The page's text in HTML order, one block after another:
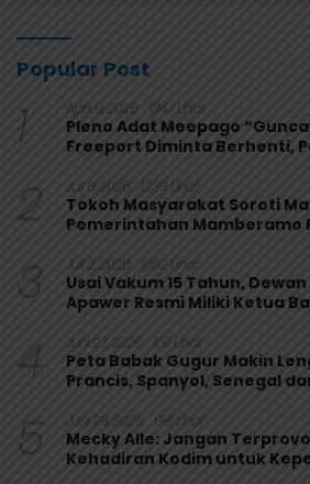
Popular Post
1 April 9, 2026 1347 Lihat
Pleno Adat Meepago
Freeport Diminta Berhenti,
2 Juli 6, 2026 1233 Lihat
Tokoh Masyarakat Soroti
Pemerintahan Mamberamo
3 Juli 2, 2026 1062 Lihat
Usai Vakum 15 Tahun,
Apawer Resmi Miliki Ketua
4 Juni 27, 2026 1011 Lihat
Peta Babak Gugur Makin
Prancis, Spanyol, Senegal
5 Juni 29, 2026 981 Lihat
Mecky Alle: Jangan
Kehadiran Kodim untuk